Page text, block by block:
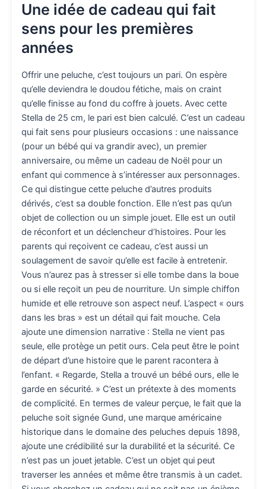
Une idée de cadeau qui fait
sens pour les premières
années
Offrir une peluche, c’est toujours un pari. On espère
qu’elle deviendra le doudou fétiche, mais on craint
qu’elle finisse au fond du coffre à jouets. Avec cette
Stella de 25 cm, le pari est bien calculé. C’est un cadeau
qui fait sens pour plusieurs occasions : une naissance
(pour un bébé qui va grandir avec), un premier
anniversaire, ou même un cadeau de Noël pour un
enfant qui commence à s’intéresser aux personnages.
Ce qui distingue cette peluche d’autres produits
dérivés, c’est sa double fonction. Elle n’est pas qu’un
objet de collection ou un simple jouet. Elle est un outil
de réconfort et un déclencheur d’histoires. Pour les
parents qui reçoivent ce cadeau, c’est aussi un
soulagement de savoir qu’elle est facile à entretenir.
Vous n’aurez pas à stresser si elle tombe dans la boue
ou si elle reçoit un peu de nourriture. Un simple chiffon
humide et elle retrouve son aspect neuf. L’aspect « ours
dans les bras » est un détail qui fait mouche. Cela
ajoute une dimension narrative : Stella ne vient pas
seule, elle protège un petit ours. Cela peut être le point
de départ d’une histoire que le parent racontera à
l’enfant. « Regarde, Stella a trouvé un bébé ours, elle le
garde en sécurité. » C’est un prétexte à des moments
de complicité. En termes de valeur perçue, le fait que la
peluche soit signée Gund, une marque américaine
historique dans le domaine des peluches depuis 1898,
ajoute une crédibilité sur la durabilité et la sécurité. Ce
n’est pas un jouet jetable. C’est un objet qui peut
traverser les années et même être transmis à un cadet.